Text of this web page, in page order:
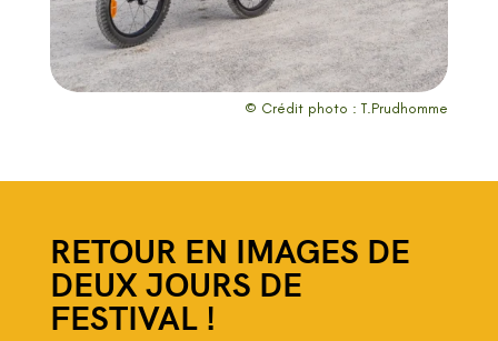
© Crédit photo : T.Prudhomme
RETOUR EN IMAGES DE
DEUX JOURS DE
FESTIVAL !